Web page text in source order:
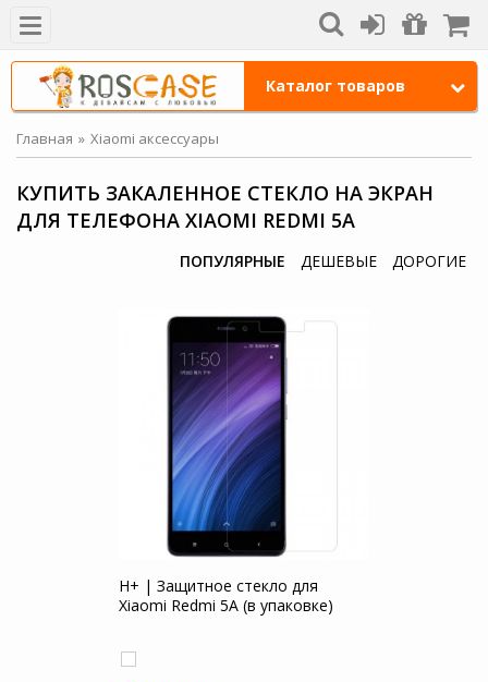
Каталог товаров
Главная Xiaomi аксессуары
КУПИТЬ ЗАКАЛЕННОЕ СТЕКЛО НА ЭКРАН
ДЛЯ ТЕЛЕФОНА XIAOMI REDMI 5A
ПОПУЛЯРНЫЕ ДЕШЕВЫЕ ДОРОГИЕ
H+ | Защитное стекло для
Xiaomi Redmi 5A (в упаковке)